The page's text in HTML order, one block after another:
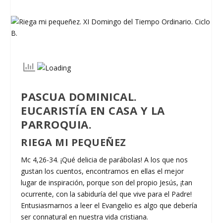
PASCUA DOMINICAL.
EUCARISTÍA EN CASA Y LA
PARROQUIA.
RIEGA MI PEQUEÑEZ
Mc 4,26-34. ¡Qué delicia de parábolas! A los que nos
gustan los cuentos, encontramos en ellas el mejor
lugar de inspiración, porque son del propio Jesús, ¡tan
ocurrente, con la sabiduría del que vive para el Padre!
Entusiasmarnos a leer el Evangelio es algo que debería
ser connatural en nuestra vida cristiana.